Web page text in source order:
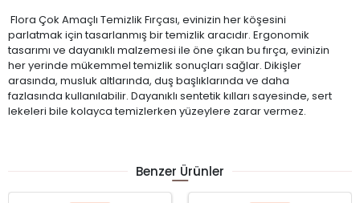
Flora Çok Amaçlı Temizlik Fırçası, evinizin her köşesini
parlatmak için tasarlanmış bir temizlik aracıdır. Ergonomik
tasarımı ve dayanıklı malzemesi ile öne çıkan bu fırça, evinizin
her yerinde mükemmel temizlik sonuçları sağlar. Dikişler
arasında, musluk altlarında, duş başlıklarında ve daha
fazlasında kullanılabilir. Dayanıklı sentetik kılları sayesinde, sert
lekeleri bile kolayca temizlerken yüzeylere zarar vermez.
Benzer Ürünler